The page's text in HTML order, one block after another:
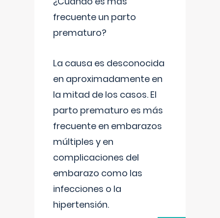
frecuente un parto
prematuro?
La causa es desconocida
en aproximadamente en
la mitad de los casos. El
parto prematuro es más
frecuente en embarazos
múltiples y en
complicaciones del
embarazo como las
infecciones o la
hipertensión.